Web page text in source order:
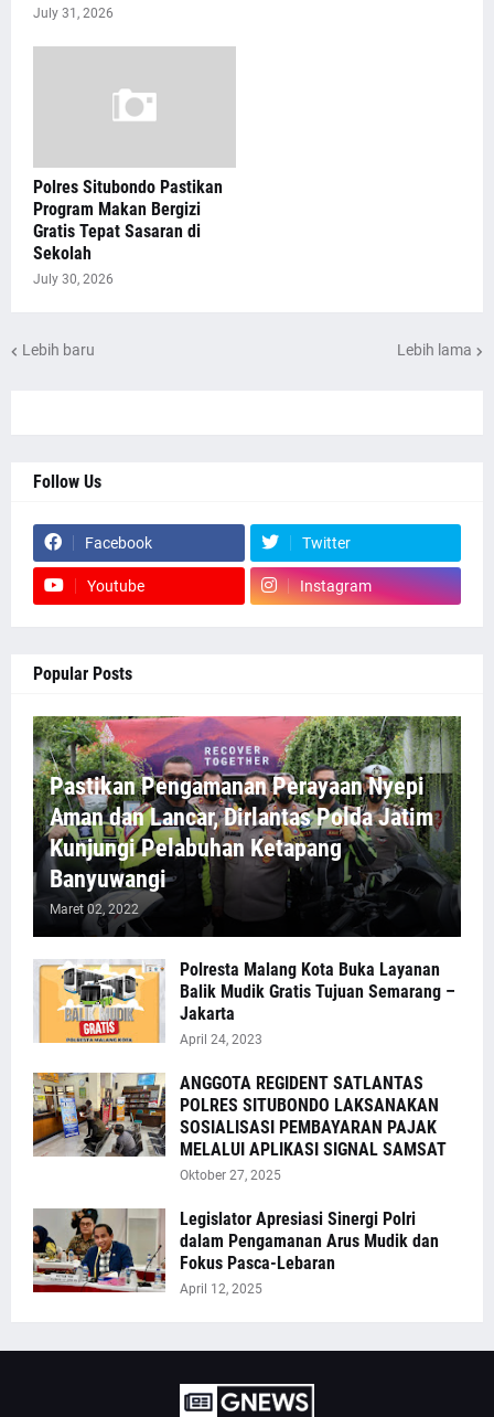
July 31, 2026
Polres Situbondo Pastikan
Program Makan Bergizi
Gratis Tepat Sasaran di
Sekolah
July 30, 2026
Lebih baru Lebih lama
Follow Us
Facebook Twitter
Youtube Instagram
Popular Posts
Pastikan Pengamanan Perayaan Nyepi
Aman dan Lancar, Dirlantas Polda Jatim
Kunjungi Pelabuhan Ketapang
Banyuwangi
Maret 02, 2022
Polresta Malang Kota Buka Layanan
Balik Mudik Gratis Tujuan Semarang –
Jakarta
April 24, 2023
ANGGOTA REGIDENT SATLANTAS
POLRES SITUBONDO LAKSANAKAN
SOSIALISASI PEMBAYARAN PAJAK
MELALUI APLIKASI SIGNAL SAMSAT
Oktober 27, 2025
Legislator Apresiasi Sinergi Polri
dalam Pengamanan Arus Mudik dan
Fokus Pasca-Lebaran
April 12, 2025